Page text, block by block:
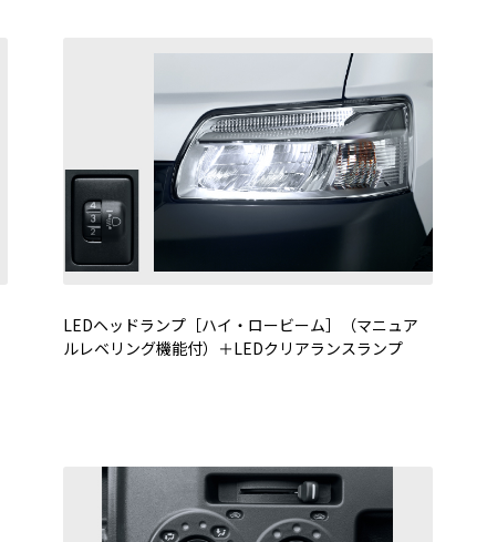
LEDヘッドランプ［ハイ・ロービーム］（マニュア
ルレベリング機能付）＋LEDクリアランスランプ